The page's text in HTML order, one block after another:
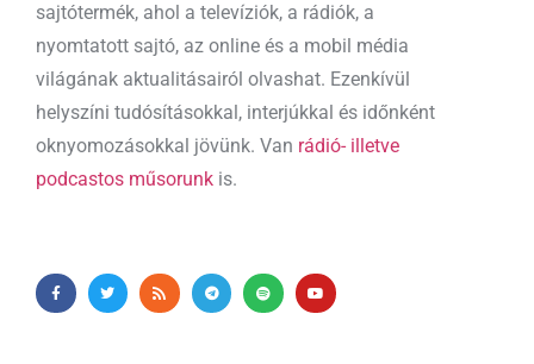
sajtótermék, ahol a televíziók, a rádiók, a
nyomtatott sajtó, az online és a mobil média
világának aktualitásairól olvashat. Ezenkívül
helyszíni tudósításokkal, interjúkkal és időnként
oknyomozásokkal jövünk. Van rádió- illetve
podcastos műsorunk is.